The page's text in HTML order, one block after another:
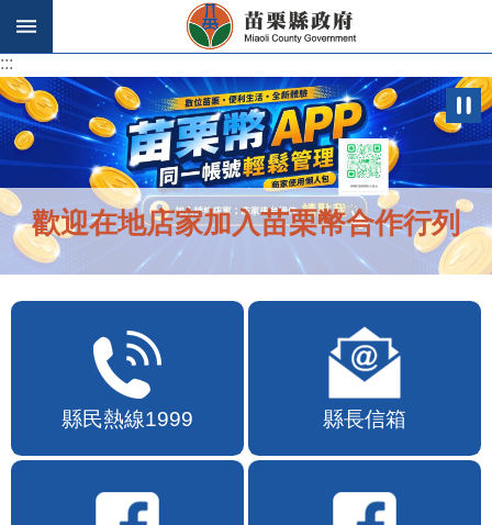
跳到主要內容區塊
:::
:::
歡迎在地店家加入苗栗幣合作行列
縣民熱線1999 縣長信箱